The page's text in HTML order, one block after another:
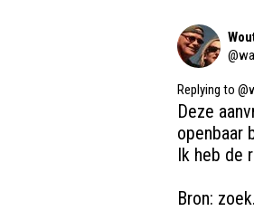
@
Replying to @
Deze
openbaar
Ik heb de
Bron: